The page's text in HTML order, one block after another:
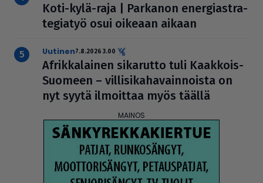
Koti-kylä-raja | Parkanon ener­gi­ast­ra­
te­gi­a­työ osui oikeaan aikaan
uutinen7.8.2026 3.00
Afrik­ka­lai­nen sikarutto tuli Kaakkois-
Suomeen – vil­li­si­ka­ha­vain­noista on
nyt syytä ilmoittaa myös täällä